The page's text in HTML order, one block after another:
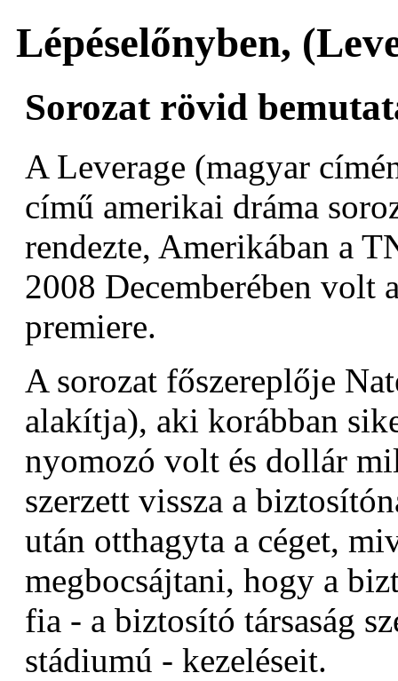
Lépéselőnyben,
Sorozat rövid
A Leverage (magyar
című amerikai dráma
rendezte, Amerikában a
2008 Decemberében volt
premiere.
A sorozat főszereplője
alakítja), aki korábban
nyomozó volt és dollár
szerzett vissza a
után otthagyta a céget,
megbocsájtani, hogy a
fia - a biztosító társaság
stádiumú - kezeléseit.